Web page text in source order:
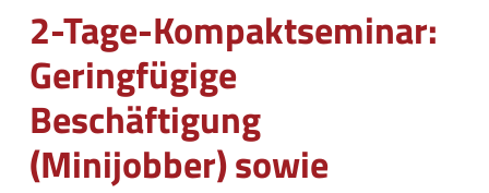
2-Tage-Kompaktseminar:
Geringfügige
Beschäftigung
(Minijobber) sowie